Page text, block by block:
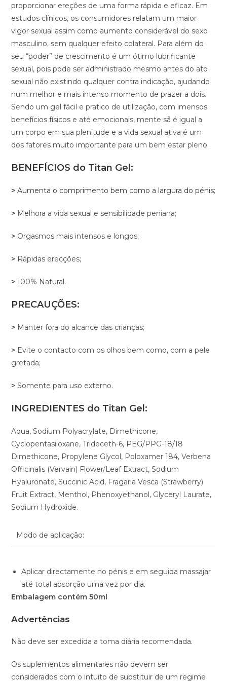
proporcionar ereções de uma forma rápida e eficaz. Em
estudos clínicos, os consumidores relatam um maior
vigor sexual assim como aumento considerável do sexo
masculino, sem qualquer efeito colateral. Para além do
seu “poder” de crescimento é um ótimo lubrificante
sexual, pois pode ser administrado mesmo antes do ato
sexual não existindo qualquer contra indicação, ajudando
num melhor e mais intenso momento de prazer a dois.
Sendo um gel fácil e pratico de utilização, com imensos
benefícios físicos e até emocionais, mente sã é igual a
um corpo em sua plenitude e a vida sexual ativa é um
dos fatores muito importante para um bem estar pleno.
BENEFÍCIOS do Titan Gel:
>Aumenta o comprimento bem como a largura do pénis;
> Melhora a vida sexual e sensibilidade peniana;
> Orgasmos mais intensos e longos;
> Rápidas erecções;
>100% Natural.
PRECAUÇÕES:
> Manter fora do alcance das crianças;
> Evite o contacto com os olhos bem como, com a pele
gretada;
>Somente para uso externo.
INGREDIENTES do Titan Gel:
Aqua, Sodium Polyacrylate, Dimethicone,
Cyclopentasiloxane, Trideceth-6, PEG/PPG-18/18
Dimethicone, Propylene Glycol, Poloxamer 184, Verbena
Officinalis (Vervain) Flower/Leaf Extract, Sodium
Hyaluronate, Succinic Acid, Fragaria Vesca (Strawberry)
Fruit Extract, Menthol, Phenoxyethanol, Glyceryl Laurate,
Sodium Hydroxide.
Modo de aplicação:
Aplicar directamente no pénis e em seguida massajar
até total absorção uma vez por dia.
Embalagem contém 50ml
Advertências
Não deve ser excedida a toma diária recomendada.
Os suplementos alimentares não devem ser
considerados com o intuito de substituir de um regime